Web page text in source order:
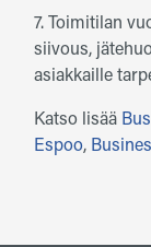
7. Toimitilan
siivous,
asiakkaille
Katso lisää
Espoo,